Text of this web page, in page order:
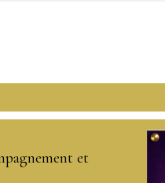
et